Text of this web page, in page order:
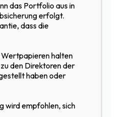
das Portfolio aus in
erfolgt.
dass die
halten
den Direktoren der
haben oder
wird empfohlen, sich